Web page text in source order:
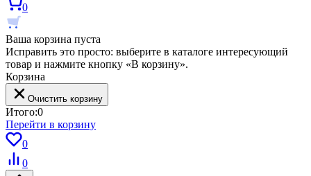
0
Ваша корзина пуста
Исправить это просто: выберите в каталоге интересующий
товар и нажмите кнопку «В корзину».
Корзина
Очистить корзину
Итого:0
Перейти в корзину
0
0